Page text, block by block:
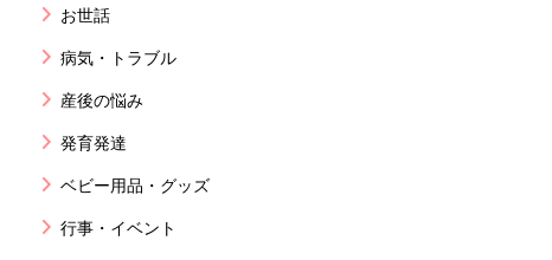
お世話
病気・トラブル
産後の悩み
発育発達
ベビー用品・グッズ
行事・イベント